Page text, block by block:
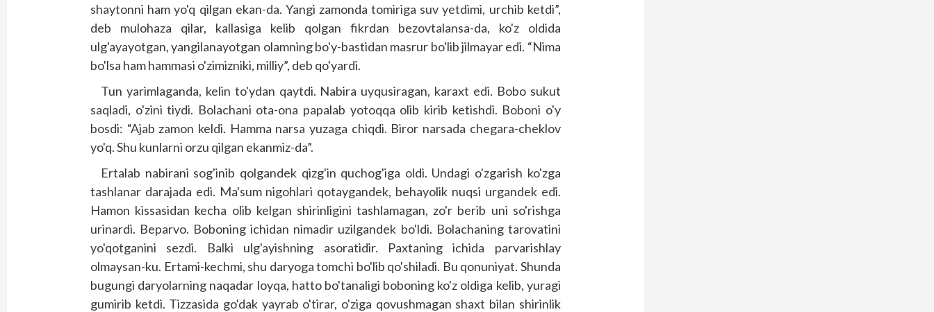
shaytonni ham yo'q qilgan ekan-da. Yangi zamonda tomiriga suv yetdimi, urchib ketdi”,
deb mulohaza qilar, kallasiga kelib qolgan fikrdan bezovtalansa-da, ko'z oldida
ulg'ayayotgan, yangilanayotgan olamning bo'y-bastidan masrur bo'lib jilmayar edi. “Nima
bo'lsa ham hammasi o'zimizniki, milliy”, deb qo'yardi.
Tun yarimlaganda, kelin to'ydan qaytdi. Nabira uyqusiragan, karaxt edi. Bobo sukut
saqladi, o'zini tiydi. Bolachani ota-ona papalab yotoqqa olib kirib ketishdi. Boboni o'y
bosdi: “Ajab zamon keldi. Hamma narsa yuzaga chiqdi. Biror narsada chegara-cheklov
yo'q. Shu kunlarni orzu qilgan ekanmiz-da”.
Ertalab nabirani sog'inib qolgandek qizg'in quchog'iga oldi. Undagi o'zgarish ko'zga
tashlanar darajada edi. Ma'sum nigohlari qotaygandek, behayolik nuqsi urgandek edi.
Hamon kissasidan kecha olib kelgan shirinligini tashlamagan, zo'r berib uni so'rishga
urinardi. Beparvo. Boboning ichidan nimadir uzilgandek bo'ldi. Bolachaning tarovatini
yo'qotganini sezdi. Balki ulg'ayishning asoratidir. Paxtaning ichida parvarishlay
olmaysan-ku. Ertami-kechmi, shu daryoga tomchi bo'lib qo'shiladi. Bu qonuniyat. Shunda
bugungi daryolarning naqadar loyqa, hatto bo'tanaligi boboning ko'z oldiga kelib, yuragi
gumirib ketdi. Tizzasida go'dak yayrab o'tirar, o'ziga qovushmagan shaxt bilan shirinlik